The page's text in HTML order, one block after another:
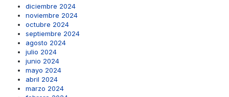
diciembre 2024
noviembre 2024
octubre 2024
septiembre 2024
agosto 2024
julio 2024
junio 2024
mayo 2024
abril 2024
marzo 2024